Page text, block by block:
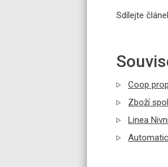
Sdílejte
Coop
Zboží
Linea